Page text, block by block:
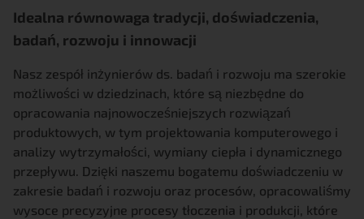
Idealna równowaga tradycji, doświadczenia,
badań, rozwoju i innowacji
Nasz zespół inżynierów ds. badań i rozwoju ma szerokie
możliwości w dziedzinach, które są niezbędne do
opracowania najnowocześniejszych rozwiązań
produktowych, w tym projektowania komputerowego i
analizy wytrzymałości, wymiany ciepła i dynamicznego
przepływu. Dzięki naszemu bogatemu doświadczeniu w
zakresie badań i rozwoju oraz procesów, opracowaliśmy
wysoce precyzyjne procesy tłoczenia i produkcji, które